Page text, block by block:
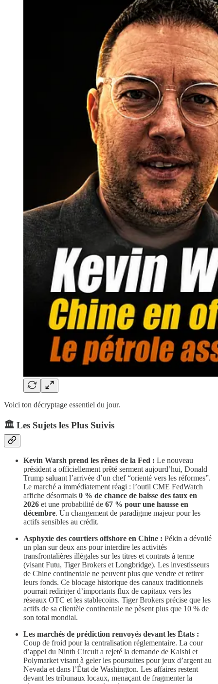
Voici ton décryptage essentiel du jour.
​🏛️ Les Sujets les Plus Suivis
Kevin Warsh prend les rênes de la Fed : Le nouveau
président a officiellement prêté serment aujourd’hui, Donald
Trump saluant l’arrivée d’un chef “orienté vers les réformes”.
Le marché a immédiatement réagi : l’outil CME FedWatch
affiche désormais 0 % de chance de baisse des taux en
2026 et une probabilité de 67 % pour une hausse en
décembre. Un changement de paradigme majeur pour les
actifs sensibles au crédit.
Asphyxie des courtiers offshore en Chine : Pékin a dévoilé
un plan sur deux ans pour interdire les activités
transfrontalières illégales sur les titres et contrats à terme
(visant Futu, Tiger Brokers et Longbridge). Les investisseurs
de Chine continentale ne peuvent plus que vendre et retirer
leurs fonds. Ce blocage historique des canaux traditionnels
pourrait rediriger d’importants flux de capitaux vers les
réseaux OTC et les stablecoins. Tiger Brokers précise que les
actifs de sa clientèle continentale ne pèsent plus que 10 % de
son total mondial.
Les marchés de prédiction renvoyés devant les États :
Coup de froid pour la centralisation réglementaire. La cour
d’appel du Ninth Circuit a rejeté la demande de Kalshi et
Polymarket visant à geler les poursuites pour jeux d’argent au
Nevada et dans l’État de Washington. Les affaires restent
devant les tribunaux locaux, menaçant de fragmenter la